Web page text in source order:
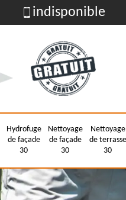
indisponible
Hydrofuge
de façade
30
Nettoyage
de façade
30
Nettoyage
de terrasse
30